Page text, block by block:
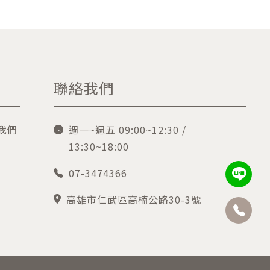
們
聯絡我們
週一~週五 09:00~12:30 /
13:30~18:00
07-3474366
高雄市仁武區高楠公路30-3號